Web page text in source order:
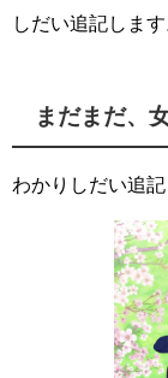
しだい追記します
まだまだ、
わかりしだい追記